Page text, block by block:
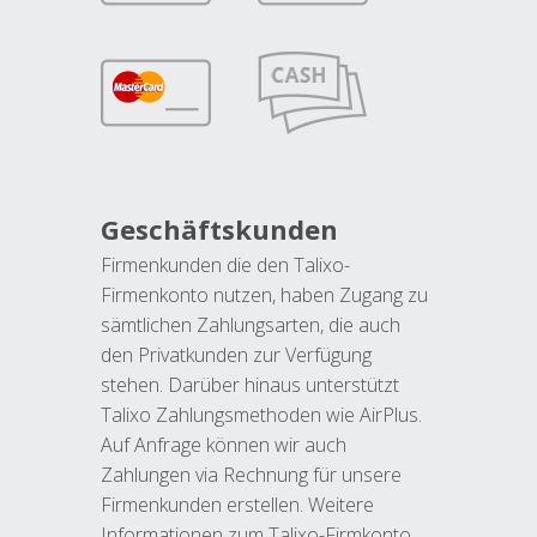
Geschäftskunden
Firmenkunden die den Talixo-
Firmenkonto nutzen, haben Zugang zu
sämtlichen Zahlungsarten, die auch
den Privatkunden zur Verfügung
stehen. Darüber hinaus unterstützt
Talixo Zahlungsmethoden wie AirPlus.
Auf Anfrage können wir auch
Zahlungen via Rechnung für unsere
Firmenkunden erstellen. Weitere